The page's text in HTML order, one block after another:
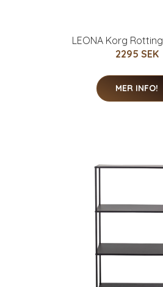
LEONA Korg
2295 SEK
MER INFO!